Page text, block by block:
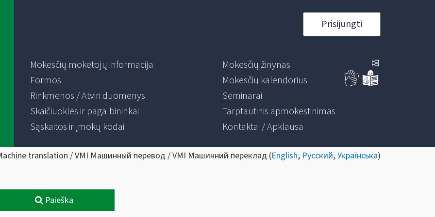
Prisijungti
Mokesčių mokėtojų informacija
Formos
Rinkmenos / Atviri duomenys
Skaičiuoklės ir pagalbininkai
Sąskaitos ir įmokų kodai
Mokesčių žinynas
Mokesčių kalendorius
Seminarai
Tarptautinis apmokestinimas
Kontaktai / Apklausa
translation / VMI Машинный перевод / VMI Машинний переклад (English, Русский,Українська)
Paieška